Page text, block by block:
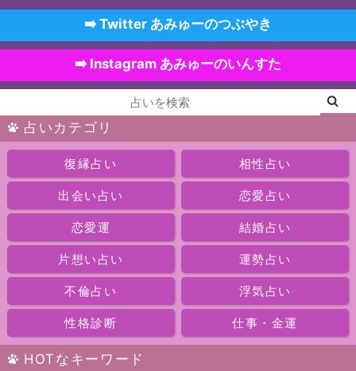
➡️ Twitter あみゅーのつぶやき
➡️ Instagram あみゅーのいんすた
占いカテゴリ
復縁占い 相性占い
出会い占い 恋愛占い
恋愛運 結婚占い
片想い占い 運勢占い
不倫占い 浮気占い
性格診断 仕事・金運
HOTなキーワード